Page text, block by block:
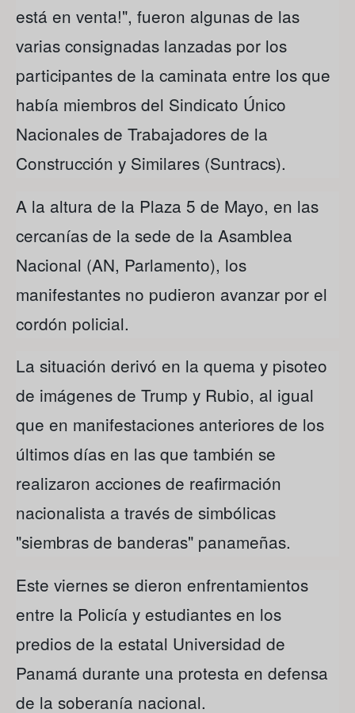
está en venta!", fueron algunas de las
varias consignadas lanzadas por los
participantes de la caminata entre los que
había miembros del Sindicato Único
Nacionales de Trabajadores de la
Construcción y Similares (Suntracs).
A la altura de la Plaza 5 de Mayo, en las
cercanías de la sede de la Asamblea
Nacional (AN, Parlamento), los
manifestantes no pudieron avanzar por el
cordón policial.
La situación derivó en la quema y pisoteo
de imágenes de Trump y Rubio, al igual
que en manifestaciones anteriores de los
últimos días en las que también se
realizaron acciones de reafirmación
nacionalista a través de simbólicas
"siembras de banderas" panameñas.
Este viernes se dieron enfrentamientos
entre la Policía y estudiantes en los
predios de la estatal Universidad de
Panamá durante una protesta en defensa
de la soberanía nacional.